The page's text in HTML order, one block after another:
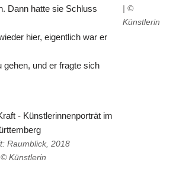
| ©
Künstlerin
Dann hatte sie Schluss
hier, eigentlich war er
gehen, und er fragte sich
Raumblick, 2018
Künstlerin